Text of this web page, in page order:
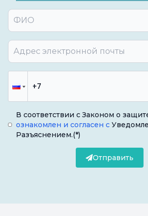
В соответствии с Законом о
ознакомлен и согласен с
Разъяснением.(*)
Отправить